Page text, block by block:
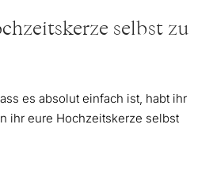
selbst zu
es absolut einfach ist, habt ihr
ihr eure Hochzeitskerze selbst